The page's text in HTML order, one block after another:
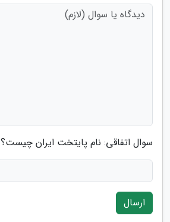
سوال اتفاقی: نام پایتخت ایران چیست؟
ارسال